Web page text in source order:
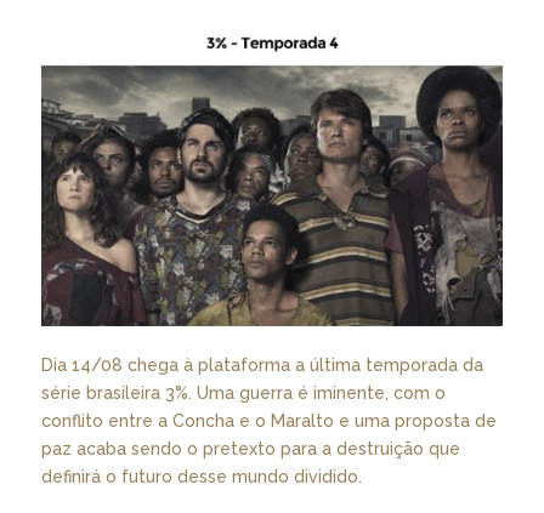
Dia 14/08 chega à plataforma a última temporada da
série brasileira 3%. Uma guerra é iminente, com o
conflito entre a Concha e o Maralto e uma proposta de
paz acaba sendo o pretexto para a destruição que
definirá o futuro desse mundo dividido.